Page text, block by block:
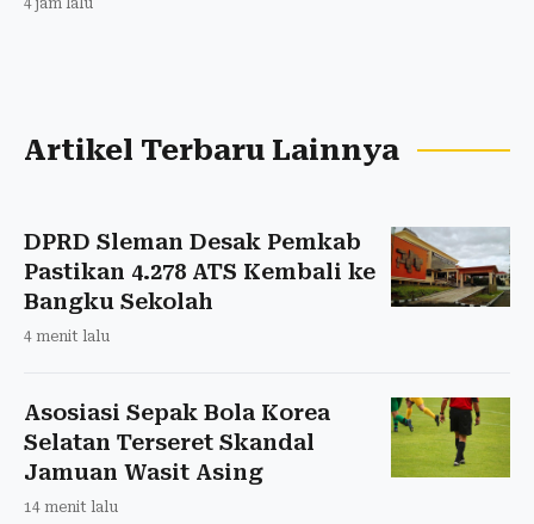
Artikel Terbaru Lainnya
DPRD Sleman Desak Pemkab
Pastikan 4.278 ATS Kembali ke
Bangku Sekolah
4 menit lalu
Asosiasi Sepak Bola Korea
Selatan Terseret Skandal
Jamuan Wasit Asing
14 menit lalu